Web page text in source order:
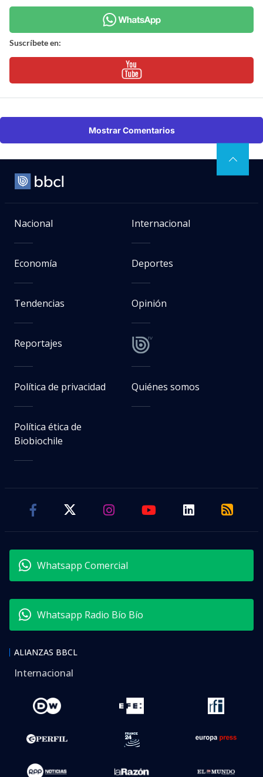
Suscríbete en:
Mostrar Comentarios
Nacional Internacional
Economía Deportes
Tendencias Opinión
Reportajes
Política de privacidad Quiénes somos
Política ética de
Biobiochile
Whatsapp Comercial
Whatsapp Radio Bío Bío
ALIANZAS BBCL
Internacional